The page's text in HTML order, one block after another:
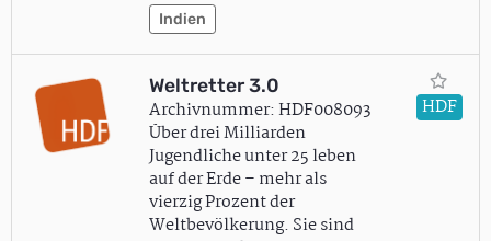
Indien
Weltretter 3.0
Archivnummer: HDF008093
Über drei Milliarden
Jugendliche unter 25 leben
auf der Erde – mehr als
vierzig Prozent der
Weltbevölkerung. Sie sind
HDF